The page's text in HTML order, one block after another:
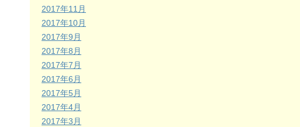
2017年11月
2017年10月
2017年9月
2017年8月
2017年7月
2017年6月
2017年5月
2017年4月
2017年3月